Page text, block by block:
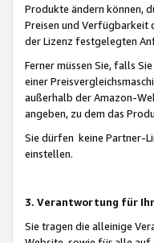
Produkte ändern können,
Preisen und Verfügbarkeit
der Lizenz festgelegten
Ferner müssen Sie, falls
einer
außerhalb der Amazon-
angeben, zu dem das
Sie dürfen keine Partner-
einstellen.
3. Verantwortung für
Sie tragen die alleinige